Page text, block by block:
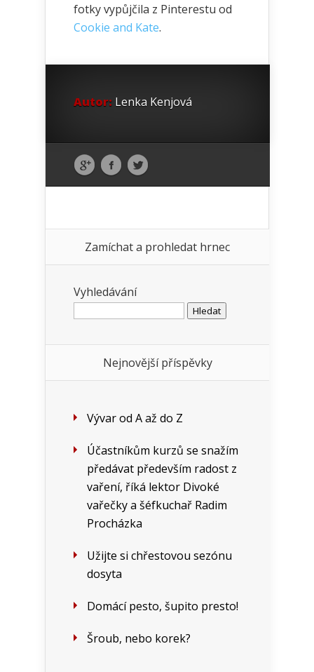
fotky vypůjčila z Pinterestu od
Cookie and Kate.
Autor: Lenka Kenjová
Zamíchat a prohledat hrnec
Vyhledávání
Nejnovější příspěvky
Vývar od A až do Z
Účastníkům kurzů se snažím
předávat především radost z
vaření, říká lektor Divoké
vařečky a šéfkuchař Radim
Procházka
Užijte si chřestovou sezónu
dosyta
Domácí pesto, šupito presto!
Šroub, nebo korek?